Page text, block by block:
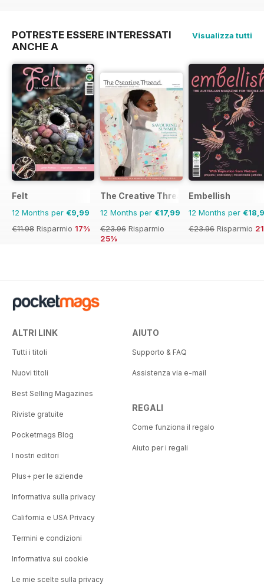
POTRESTE ESSERE INTERESSATI
ANCHE A
Visualizza tutti
Felt
12 Months per €9,99
€11.98 Risparmio 17%
The Creative Thread
12 Months per €17,99
€23.96 Risparmio
25%
Embellish
12 Months per
€23.96 Risparmio
ALTRI LINK
Tutti i titoli
Nuovi titoli
Best Selling Magazines
Riviste gratuite
Pocketmags Blog
I nostri editori
Plus+ per le aziende
Informativa sulla privacy
California e USA Privacy
Termini e condizioni
Informativa sui cookie
Le mie scelte sulla privacy
AIUTO
Supporto & FAQ
Assistenza via e-mail
REGALI
Come funziona il regalo
Aiuto per i regali